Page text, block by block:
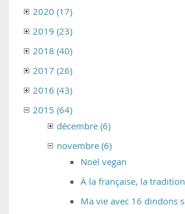
2020 (17)
2019 (23)
2018 (40)
2017 (26)
2016 (43)
2015 (64)
décembre (6)
novembre (6)
Noël vegan
À la française, la
Ma vie avec 16 dindons